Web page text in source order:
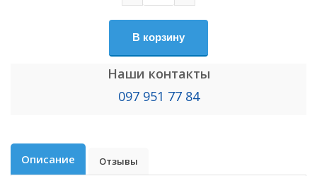
В корзину
Наши контакты
097 951 77 84
Описание Отзывы